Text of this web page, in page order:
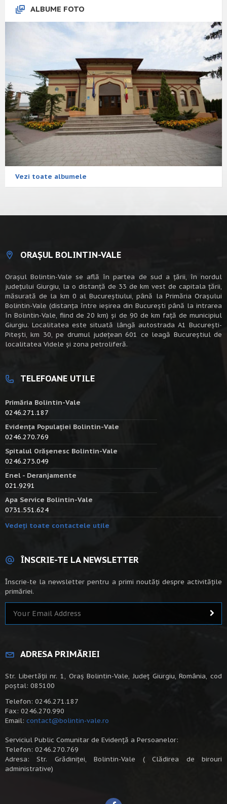
ALBUME FOTO
Vezi toate albumele
ORAȘUL BOLINTIN-VALE
Oraşul Bolintin-Vale se află în partea de sud a ţării, în nordul
judeţului Giurgiu, la o distanţă de 33 de km vest de capitala țării,
măsurată de la km 0 al Bucureștiului, până la Primăria Orașului
Bolintin-Vale (distanța între ieșirea din București până la intrarea
în Bolintin-Vale, fiind de 20 km) şi de 90 de km faţă de municipiul
Giurgiu. Localitatea este situată lângă autostrada A1 Bucureşti-
Piteşti, km 30, pe drumul judeţean 601 ce leagă Bucureştiul de
localitatea Videle şi zona petroliferă.
TELEFOANE UTILE
Primăria Bolintin-Vale
0246.271.187
Evidența Populației Bolintin-Vale
0246.270.769
Spitalul Orășenesc Bolintin-Vale
0246.273.049
Enel - Deranjamente
021.9291
Apa Service Bolintin-Vale
0731.551.624
Vedeți toate contactele utile
ÎNSCRIE-TE LA NEWSLETTER
Înscrie-te la newsletter pentru a primi noutăți despre activitățile
primăriei.
ADRESA PRIMĂRIEI
Str. Libertății nr. 1, Oraș Bolintin-Vale, Județ Giurgiu, România, cod
poștal: 085100
Telefon: 0246.271.187
Fax: 0246.270.990
Email: contact@bolintin-vale.ro
Serviciul Public Comunitar de Evidență a Persoanelor:
Telefon: 0246.270.769
Adresa: Str. Grădiniței, Bolintin-Vale ( Clădirea de birouri
administrative)